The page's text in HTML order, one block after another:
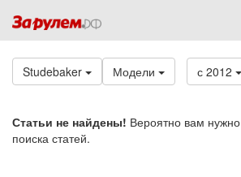
Studebaker Модели с 2012
Статьи не найдены! Вероятно вам нужно
поиска статей.